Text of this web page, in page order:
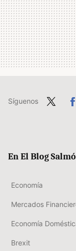
Síguenos
En El Blog
Economía
Mercados
Economía
Brexit